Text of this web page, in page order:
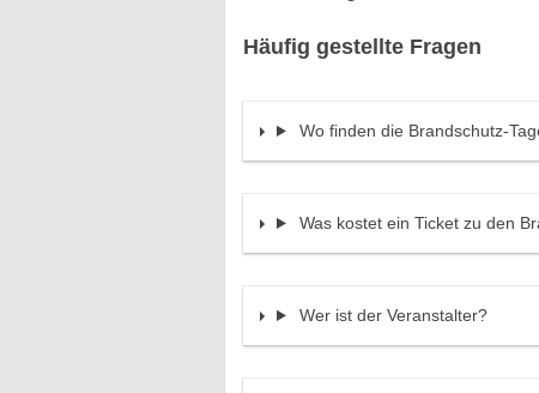
Häufig gestellte Fragen
Wo finden die Brandschutz-
Was kostet ein Ticket zu den
Wer ist der Veranstalter?